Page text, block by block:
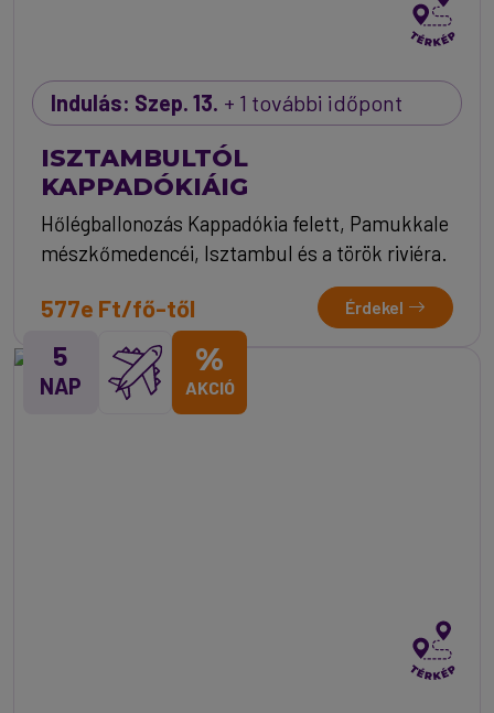
Indulás: Szep. 13. + 1 további időpont
ISZTAMBULTÓL
KAPPADÓKIÁIG
Hőlégballonozás Kappadókia felett, Pamukkale
mészkőmedencéi, Isztambul és a török riviéra.
577e Ft/fő-től Érdekel
5
NAP
%
AKCIÓ